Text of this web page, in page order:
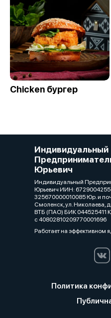
Chicken бургер
Индивидуальный
Юрьевич
Индивидуальный
Юрьевич ИИН:
325670000010085 Юр. и
Смоленск, ул. Николаева,
ВТБ (ПАО) БИК 044525411
с 40802810209770001696
Работает на эффективном
Политика